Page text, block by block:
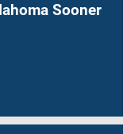
Sooner